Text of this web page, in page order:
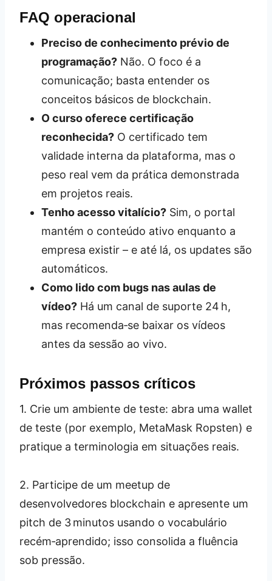
FAQ operacional
Preciso de conhecimento prévio de
programação? Não. O foco é a
comunicação; basta entender os
conceitos básicos de blockchain.
O curso oferece certificação
reconhecida? O certificado tem
validade interna da plataforma, mas o
peso real vem da prática demonstrada
em projetos reais.
Tenho acesso vitalício? Sim, o portal
mantém o conteúdo ativo enquanto a
empresa existir – e até lá, os updates são
automáticos.
Como lido com bugs nas aulas de
vídeo? Há um canal de suporte 24 h,
mas recomenda‑se baixar os vídeos
antes da sessão ao vivo.
Próximos passos críticos
1. Crie um ambiente de teste: abra uma wallet
de teste (por exemplo, MetaMask Ropsten) e
pratique a terminologia em situações reais.
2. Participe de um meetup de
desenvolvedores blockchain e apresente um
pitch de 3 minutos usando o vocabulário
recém‑aprendido; isso consolida a fluência
sob pressão.